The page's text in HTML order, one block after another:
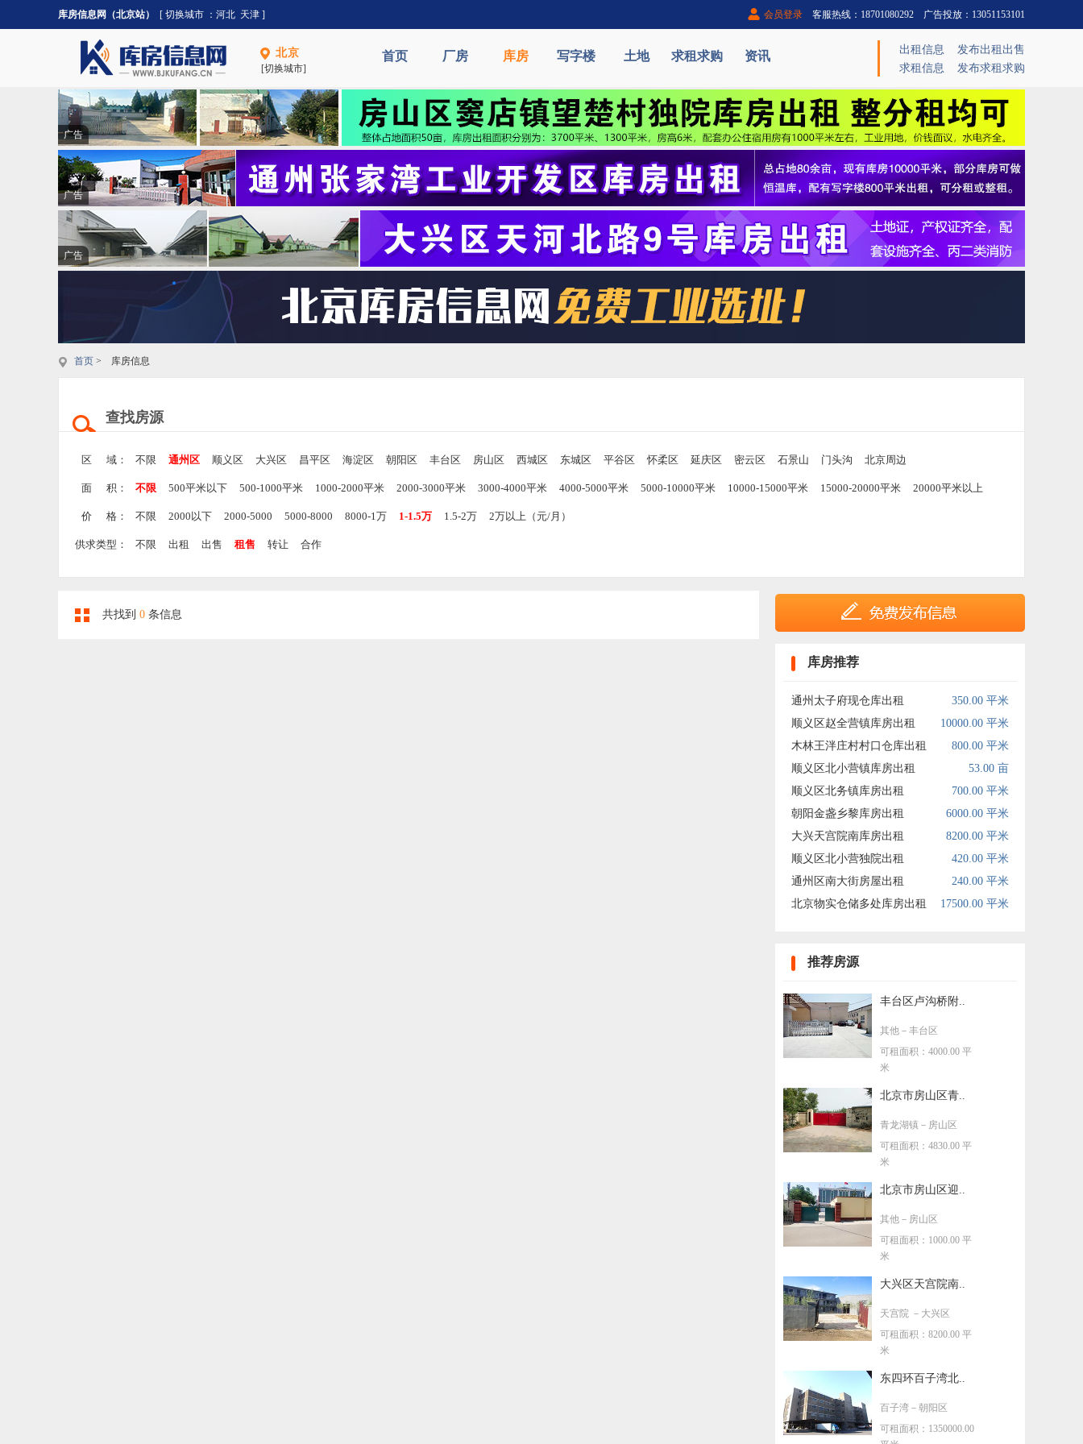
库房信息网（北京站） [ 切换城市 ： 河北 天津 ] 会员登录 客服热线：18701080292 广告投放：13051153101
北京
[切换城市]
首页 厂房 库房 写字楼 土地 求租求购 资讯 出租信息
发布出租出售
求租信息
发布求租求购
广告
广告
广告
首页 > 库房信息
查找房源
区 域： 不限 通州区 顺义区 大兴区 昌平区 海淀区 朝阳区 丰台区 房山区 西城区 东城区 平谷区 怀柔区 延庆区 密云区 石景山 门头沟 北京周边
面 积： 不限 500平米以下 500-1000平米 1000-2000平米 2000-3000平米 3000-4000平米 4000-5000平米 5000-10000平米 10000-15000平米 15000-20000平米 20000平米以上
价 格： 不限 2000以下 2000-5000 5000-8000 8000-1万 1-1.5万 1.5-2万 2万以上（元/月）
供求类型： 不限 出租 出售 租售 转让 合作
共找到 0 条信息
库房推荐
通州太子府现仓库出租
350.00 平米
顺义区赵全营镇库房出租
10000.00 平米
木林王泮庄村村口仓库出租
800.00 平米
顺义区北小营镇库房出租
53.00 亩
顺义区北务镇库房出租
700.00 平米
朝阳金盏乡黎库房出租
6000.00 平米
大兴天宫院南库房出租
8200.00 平米
顺义区北小营独院出租
420.00 平米
通州区南大街房屋出租
240.00 平米
北京物实仓储多处库房出租
17500.00 平米
推荐房源
丰台区卢沟桥附..
其他 －丰台区
可租面积：4000.00 平
米
北京市房山区青..
青龙湖镇 －房山区
可租面积：4830.00 平
米
北京市房山区迎..
其他 －房山区
可租面积：1000.00 平
米
大兴区天宫院南..
天宫院 －大兴区
可租面积：8200.00 平
米
东四环百子湾北..
百子湾 －朝阳区
可租面积：1350000.00